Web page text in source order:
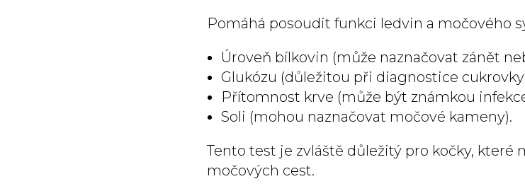
Pomáhá posoudit funkci ledvin a močového
Úroveň bílkovin (může naznačovat zánět
Glukózu (důležitou při diagnostice
Přítomnost krve (může být známkou
Soli (mohou naznačovat močové kameny).
Tento test je zvláště důležitý pro kočky, které
močových cest.